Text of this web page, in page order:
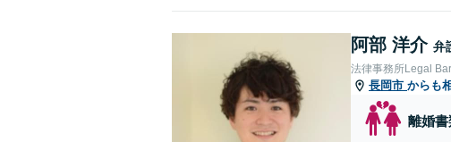
阿部 洋介 弁
法律事務所Legal
長岡市 からも
離婚